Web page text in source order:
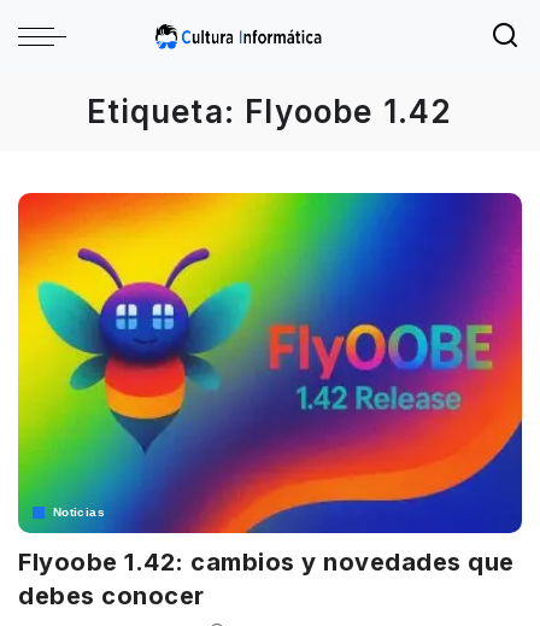
Etiqueta: Flyoobe 1.42
Noticias
Flyoobe 1.42: cambios y novedades que
debes conocer